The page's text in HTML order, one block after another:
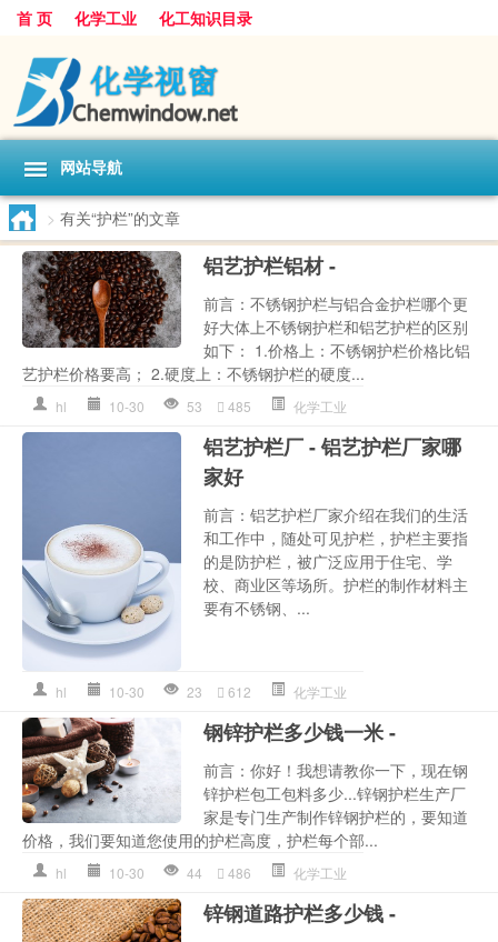
首 页 化学工业 化工知识目录
网站导航
> 有关“护栏”的文章
铝艺护栏铝材 -
前言：不锈钢护栏与铝合金护栏哪个更
好大体上不锈钢护栏和铝艺护栏的区别
如下： 1.价格上：不锈钢护栏价格比铝
艺护栏价格要高； 2.硬度上：不锈钢护栏的硬度...
hl 10-30 53 485 化学工业
铝艺护栏厂 - 铝艺护栏厂家哪
家好
前言：铝艺护栏厂家介绍在我们的生活
和工作中，随处可见护栏，护栏主要指
的是防护栏，被广泛应用于住宅、学
校、商业区等场所。护栏的制作材料主
要有不锈钢、...
hl 10-30 23 612 化学工业
钢锌护栏多少钱一米 -
前言：你好！我想请教你一下，现在钢
锌护栏包工包料多少...锌钢护栏生产厂
家是专门生产制作锌钢护栏的，要知道
价格，我们要知道您使用的护栏高度，护栏每个部...
hl 10-30 44 486 化学工业
锌钢道路护栏多少钱 -